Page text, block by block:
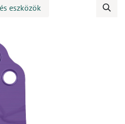
eszközök